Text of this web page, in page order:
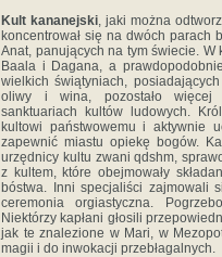
Kult kananejski, jaki można
koncentrował się na dwóch parach
Anat, panujących na tym świecie. W
Baala i Dagana, a
wielkich świątyniach,
oliwy i wina, pozostało więcej
sanktuariach kultów ludowych.
kultowi państwowemu i aktywnie
zapewnić miastu opiekę bogów.
urzędnicy kultu zwani qdshm,
z kultem, które obejmowały
bóstwa. Inni specjaliści zajmowali
ceremonia orgiastyczna.
Niektórzy kapłani głosili
jak te znalezione w Mari, w
magii i do inwokacji przebłagalnych.